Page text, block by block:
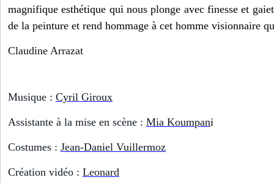
magnifique esthétique qui nous plonge avec finesse et
de la peinture et rend hommage à cet homme visionnaire
Claudine Arrazat
Musique : Cyril Giroux
Assistante à la mise en scène : Mia Koumpani
Costumes : Jean-Daniel Vuillermoz
Création vidéo : Leonard